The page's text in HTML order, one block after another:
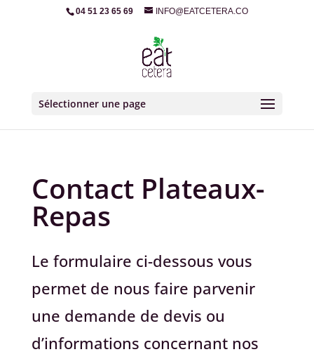
04 51 23 65 69 INFO@EATCETERA.CO
Sélectionner une page
Contact Plateaux-
Repas
Le formulaire ci-dessous vous
permet de nous faire parvenir
une demande de devis ou
d’informations concernant nos